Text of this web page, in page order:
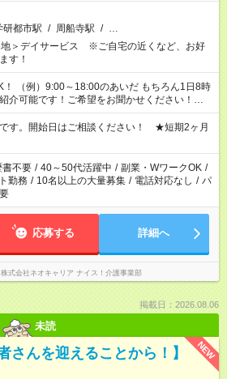
研都市駅 / 周船寺駅 / …
地＞デイサービス ※ご自宅の近くなど、お好
す！
（例）9:00～18:00のあいだ もちろん1日8時
介可能です！ご希望をお聞かせください！★家
が必要な場合も遠慮なくご相談ください。 ※
の勤務が必要です
す。開始日はご相談ください！ ★短期2ヶ月
書不要 / 40～50代活躍中 / 副業・WワークOK /
勤務 / 10名以上の大量募集 / 電話対応なし / パ
応募する 詳細へ
株式会社ネオキャリア ナイス！介護事業部
掲載日：2026.08.06
未読
NEW
さんを迎えることから！】